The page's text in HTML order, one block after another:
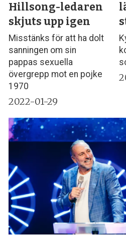
Hillsong-ledaren
skjuts upp igen
Misstänks för att ha dolt
sanningen om sin
pappas sexuella
övergrepp mot en pojke
1970
2022-01-29